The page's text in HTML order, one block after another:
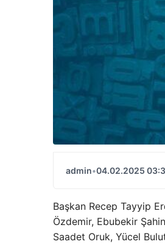
admin•04.02.2025
Başkan Recep Tayyip
Özdemir, Ebubekir
Saadet Oruk, Yücel